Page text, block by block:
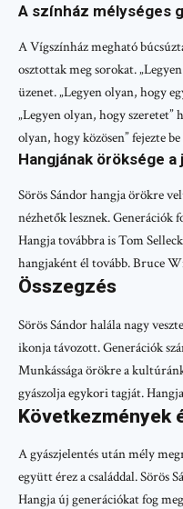
A színház mélységes
A Vígszínház megható
osztottak meg sorokat.
üzenet. „Legyen olyan, hogy
„Legyen olyan, hogy szeretet”
olyan, hogy közösen” fejezte
Hangjának öröksége a
Sörös Sándor hangja örökre
nézhetők lesznek. Generációk
Hangja továbbra is Tom
hangjaként él tovább. Bruce
Összegzés
Sörös Sándor halála nagy
ikonja távozott. Generációk
Munkássága örökre a
gyászolja egykori tagját.
Következmények
A gyászjelentés után mély
együtt érez a családdal. Sörös
Hangja új generációkat fog